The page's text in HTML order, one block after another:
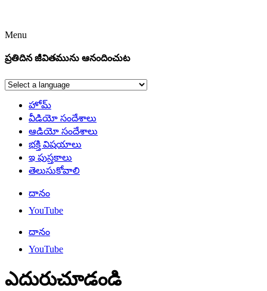
Menu
ప్రతిదిన జీవితమును ఆనందించుట
హోమ్
వీడియో సందేశాలు
ఆడియో సందేశాలు
భక్తి విషయాలు
ఇ పుస్తకాలు
తెలుసుకోవాలి
దానం
YouTube
దానం
YouTube
ఎదురుచూడండి